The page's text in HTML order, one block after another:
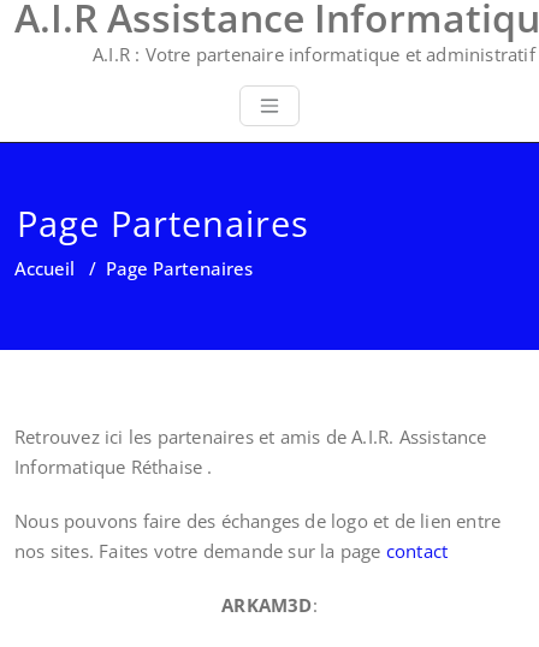
A.I.R Assistance
A.I.R : Votre partenaire informatique et administratif
Page Partenaires
Accueil / Page Partenaires
Retrouvez ici les partenaires et amis de A.I.R. Assistance
Informatique Réthaise .
Nous pouvons faire des échanges de logo et de lien entre
nos sites. Faites votre demande sur la page contact
ARKAM3D: